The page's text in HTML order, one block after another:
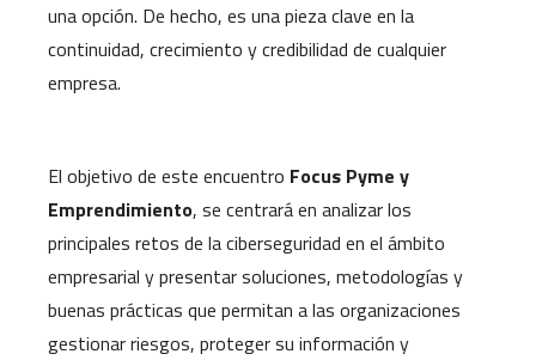
una opción. De hecho, es una pieza clave en la
continuidad, crecimiento y credibilidad de cualquier
empresa.
El objetivo de este encuentro Focus Pyme y
Emprendimiento, se centrará en analizar los
principales retos de la ciberseguridad en el ámbito
empresarial y presentar soluciones, metodologías y
buenas prácticas que permitan a las organizaciones
gestionar riesgos, proteger su información y